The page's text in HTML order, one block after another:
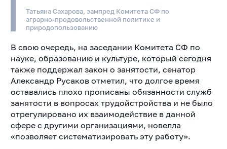
Татьяна Сахарова, зампред Комитета СФ по
аграрно-продовольственной политике и
природопользованию
В свою очередь, на заседании Комитета СФ по
науке, образованию и культуре, который сегодня
также поддержал закон о занятости, сенатор
Александр Русаков отметил, что долгое время
оставались плохо прописаны обязанности служб
занятости в вопросах трудойстройства и не было
отрегулировано их взаимодействие в данной
сфере с другими организациями, новелла
«позволяет систематизировать эту работу».